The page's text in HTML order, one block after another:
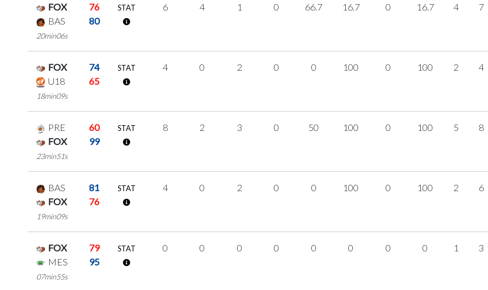
FOX
76
BAS
80
20min06s
STAT 6 4 1 0 66.7 16.7 0 16.7 4 7
FOX
74
U18
65
18min09s
STAT 4 0 2 0 0 100 0 100 2 4
PRE
60
FOX
99
23min51s
STAT 8 2 3 0 50 100 0 100 5 8
BAS
81
FOX
76
19min09s
STAT 4 0 2 0 0 100 0 100 2 6
FOX
79
MES
95
07min55s
STAT 0 0 0 0 0 0 0 0 1 3